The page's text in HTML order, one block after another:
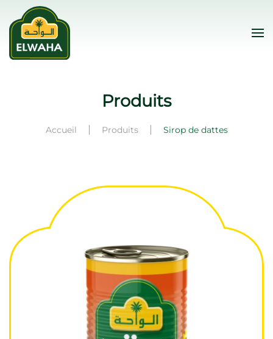
Skip to main content
Produits
Accueil Produits Sirop de dattes